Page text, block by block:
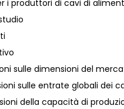
i produttori di cavi di
sulle dimensioni del
sulle entrate globali dei
della capacità di